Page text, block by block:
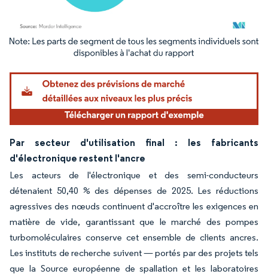
Image © Mordor Intelligence. La réutilisation nécessite une attribution sous CC BY
Par secteur d'utilisation final : les fabricants
d'électronique restent l'ancre
Les acteurs de l'électronique et des semi-conducteurs
détenaient 50,40 % des dépenses de 2025. Les réductions
agressives des nœuds continuent d'accroître les exigences en
matière de vide, garantissant que le marché des pompes
turbomoléculaires conserve cet ensemble de clients ancres.
Les instituts de recherche suivent — portés par des projets tels
que la Source européenne de spallation et les laboratoires